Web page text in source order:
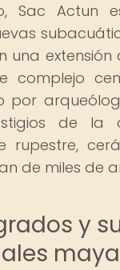
Sac Actun
una extensión
complejo
por
de la
rupestre,
de miles de
y